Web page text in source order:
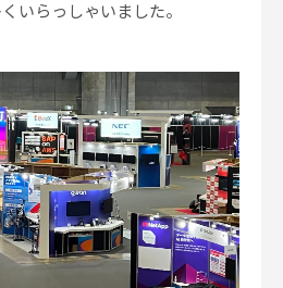
いらっしゃいました。